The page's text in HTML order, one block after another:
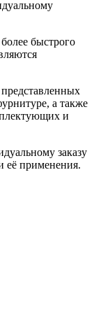
быстрого
а также
и
заказу
её применения.